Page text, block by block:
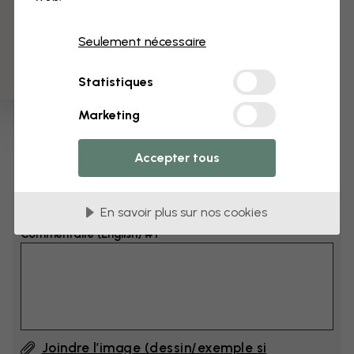
Ajoutez 6–10 cm à la largeur et à la hauteur
Ajouter un commentaire
Commentaire (English) #1
Joindre l’image (dessin/exemple si
Seulement nécessaire
Statistiques
Marketing
Accepter tous
En savoir plus sur nos cookies